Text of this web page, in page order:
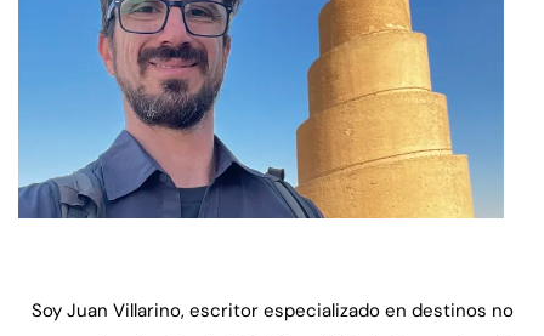
Soy Juan Villarino, escritor especializado en destinos no